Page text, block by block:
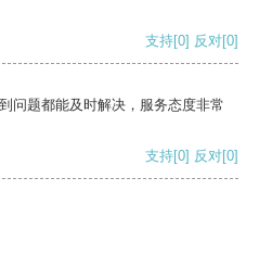
支持[0] 反对[0]
问题都能及时解决，服务态度非常
支持[0] 反对[0]